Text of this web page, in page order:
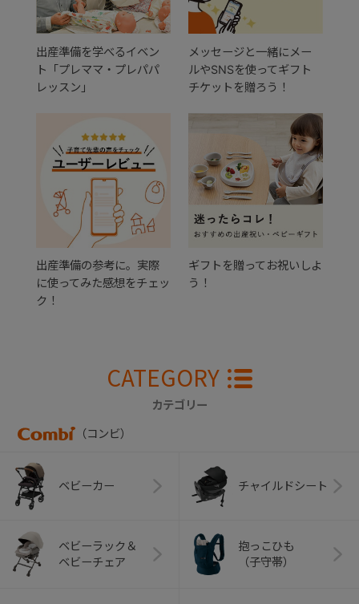
出産準備を学べるイベン
ト「プレママ・プレパパ
レッスン」
メッセージと一緒にメー
ルやSNSを使ってギフト
チケットを贈ろう！
出産準備の参考に。実際
に使ってみた感想をチェッ
ク！
ギフトを贈ってお祝いしよ
う！
CATEGORY
カテゴリー
（コンビ）
ベビーカー チャイルドシート
ベビーラック＆
ベビーチェア
抱っこひも
（子守帯）